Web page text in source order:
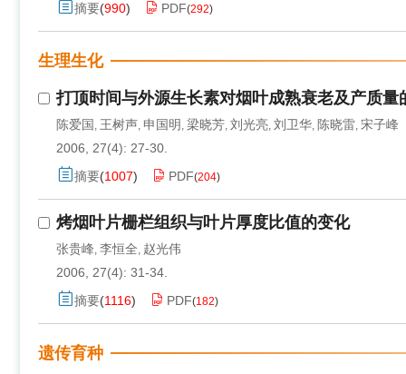
摘要(990) PDF(292)
生理生化
打顶时间与外源生长素对烟叶成熟衰老及产质量
陈爱国 , 王树声, 申国明 , 梁晓芳, 刘光亮, 刘卫华, 陈晓雷, 宋子峰
2006, 27(4): 27-30.
摘要(1007) PDF(204)
烤烟叶片栅栏组织与叶片厚度比值的变化
张贵峰, 李恒全, 赵光伟
2006, 27(4): 31-34.
摘要(1116) PDF(182)
遗传育种